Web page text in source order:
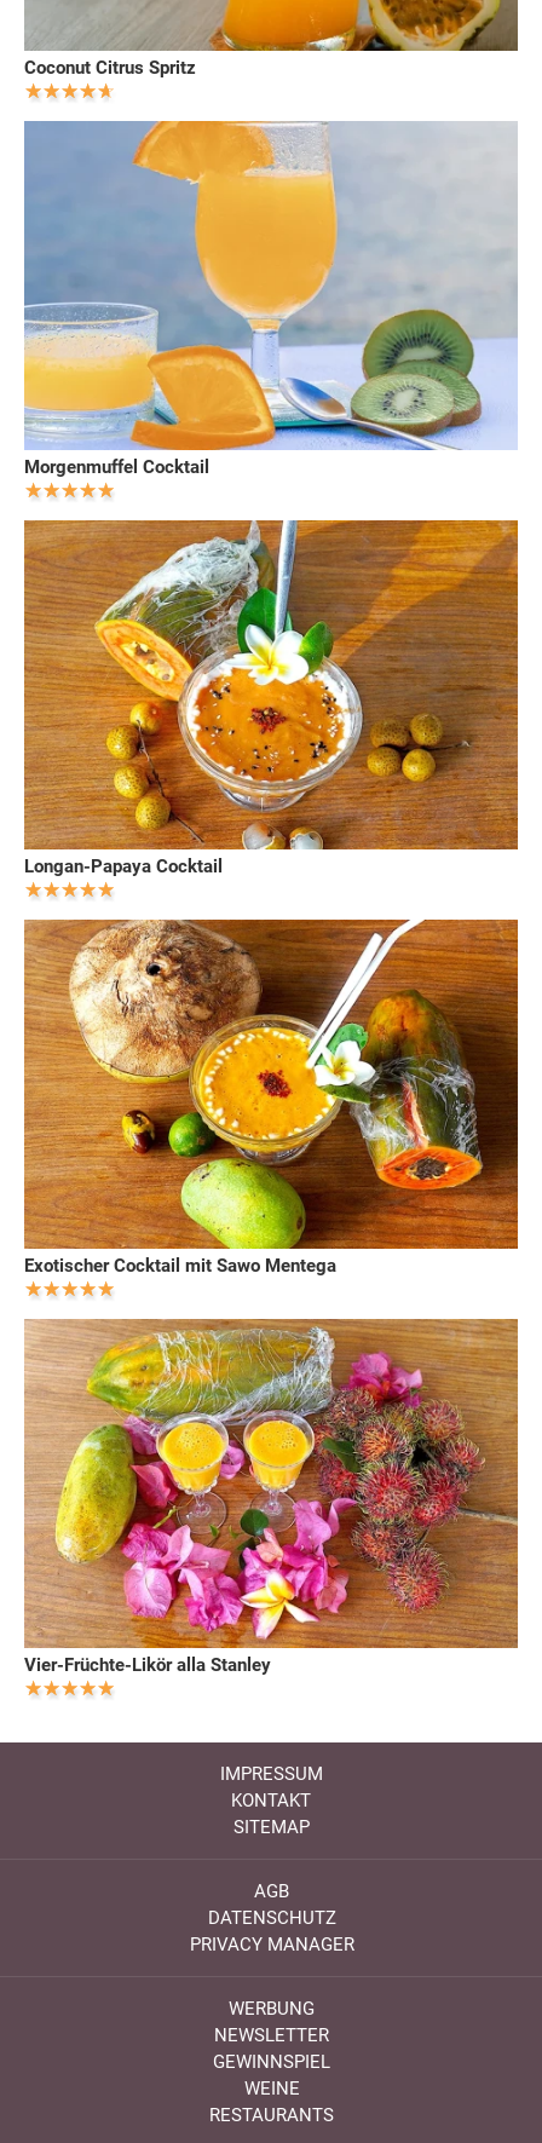
Coconut Citrus Spritz
Morgenmuffel Cocktail
Longan-Papaya Cocktail
Exotischer Cocktail mit Sawo Mentega
Vier-Früchte-Likör alla Stanley
IMPRESSUM
KONTAKT
SITEMAP
AGB
DATENSCHUTZ
PRIVACY MANAGER
WERBUNG
NEWSLETTER
GEWINNSPIEL
WEINE
RESTAURANTS